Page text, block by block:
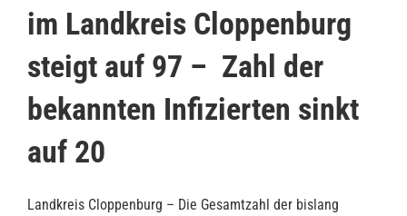
im Landkreis Cloppenburg
steigt auf 97 – Zahl der
bekannten Infizierten sinkt
auf 20
Landkreis Cloppenburg – Die Gesamtzahl der bislang